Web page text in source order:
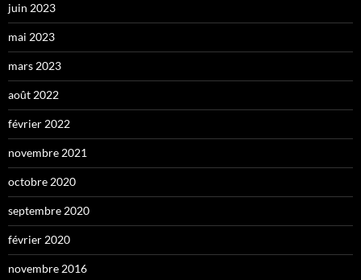
juin 2023
mai 2023
mars 2023
août 2022
février 2022
novembre 2021
octobre 2020
septembre 2020
février 2020
novembre 2016